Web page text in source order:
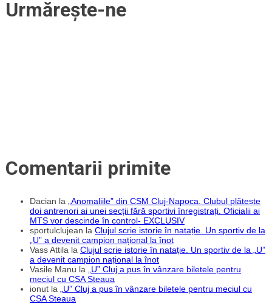
Urmărește-ne
Comentarii primite
Dacian la
„Anomaliile” din CSM Cluj-Napoca. Clubul plătește
doi antrenori ai unei secții fără sportivi înregistrați. Oficialii ai
MTS vor descinde în control- EXCLUSIV
sportulclujean la Clujul scrie istorie în natație. Un sportiv de la
„U” a devenit campion național la înot
Vass Attila la Clujul scrie istorie în natație. Un sportiv de la „U”
a devenit campion național la înot
Vasile Manu la
„U” Cluj a pus în vânzare biletele pentru
meciul cu CSA Steaua
ionut la
„U” Cluj a pus în vânzare biletele pentru meciul cu
CSA Steaua